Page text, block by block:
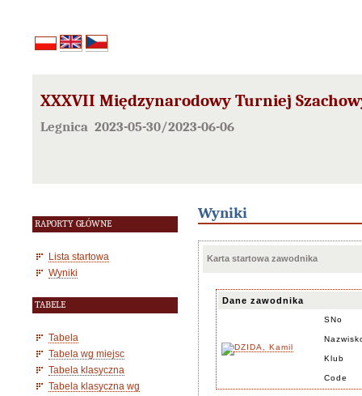
XXXVII Międzynarodowy Turniej
Legnica 2023-05-30/2023-06-06
RAPORTY GŁÓWNE
Lista startowa
Wyniki
TABELE
Tabela
Tabela wg miejsc
Tabela klasyczna
Tabela klasyczna wg
Wyniki
Karta startowa zawodnika
Dane zawodnika
SNo
Klub
Code